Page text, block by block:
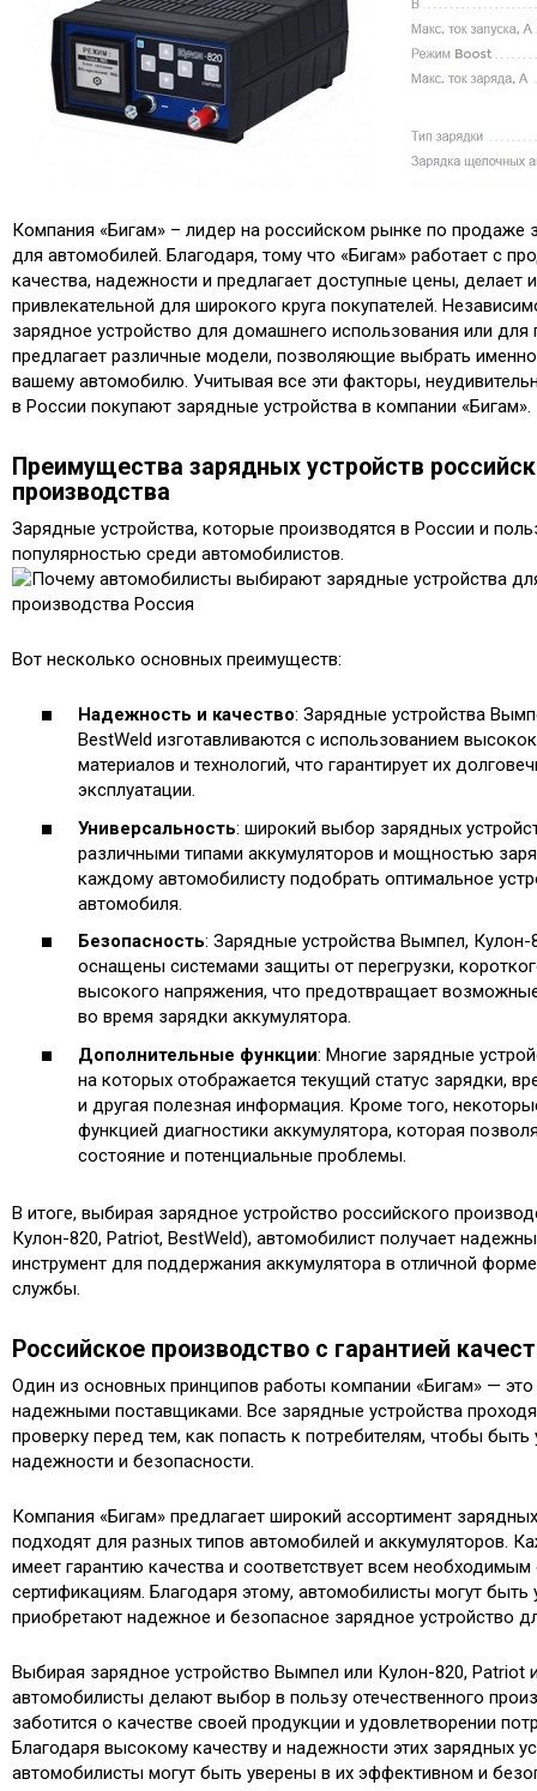
Компания «Бигам» – лидер на российском рынке по продаже
для автомобилей. Благодаря, тому что «Бигам» работает с
качества, надежности и предлагает доступные цены, делает
привлекательной для широкого круга покупателей.
зарядное устройство для домашнего использования или для
предлагает различные модели, позволяющие выбрать
вашему автомобилю. Учитывая все эти факторы,
в России покупают зарядные устройства в компании «Бигам».
Преимущества зарядных устройств
производства
Зарядные устройства, которые производятся в России и
популярностью среди автомобилистов.
Вот несколько основных преимуществ:
Надежность и качество: Зарядные устройства
BestWeld изготавливаются с использованием
материалов и технологий, что гарантирует их
эксплуатации.
Универсальность: широкий выбор зарядных
различными типами аккумуляторов и мощностью
каждому автомобилисту подобрать оптимальное
автомобиля.
Безопасность: Зарядные устройства Вымпел, Кулон-
оснащены системами защиты от перегрузки,
высокого напряжения, что предотвращает
во время зарядки аккумулятора.
Дополнительные функции: Многие зарядные
на которых отображается текущий статус зарядки,
и другая полезная информация. Кроме того,
функцией диагностики аккумулятора, которая
состояние и потенциальные проблемы.
В итоге, выбирая зарядное устройство российского
Кулон-820, Patriot, BestWeld), автомобилист получает
инструмент для поддержания аккумулятора в отличной
службы.
Российское производство с гарантией
Один из основных принципов работы компании «Бигам» —
надежными поставщиками. Все зарядные устройства
проверку перед тем, как попасть к потребителям, чтобы
надежности и безопасности.
Компания «Бигам» предлагает широкий ассортимент
подходят для разных типов автомобилей и аккумуляторов.
имеет гарантию качества и соответствует всем необходимым
сертификациям. Благодаря этому, автомобилисты могут быть
приобретают надежное и безопасное зарядное устройство
Выбирая зарядное устройство Вымпел или Кулон-820, Patriot
автомобилисты делают выбор в пользу отечественного
заботится о качестве своей продукции и удовлетворении
Благодаря высокому качеству и надежности этих зарядных
автомобилисты могут быть уверены в их эффективном и